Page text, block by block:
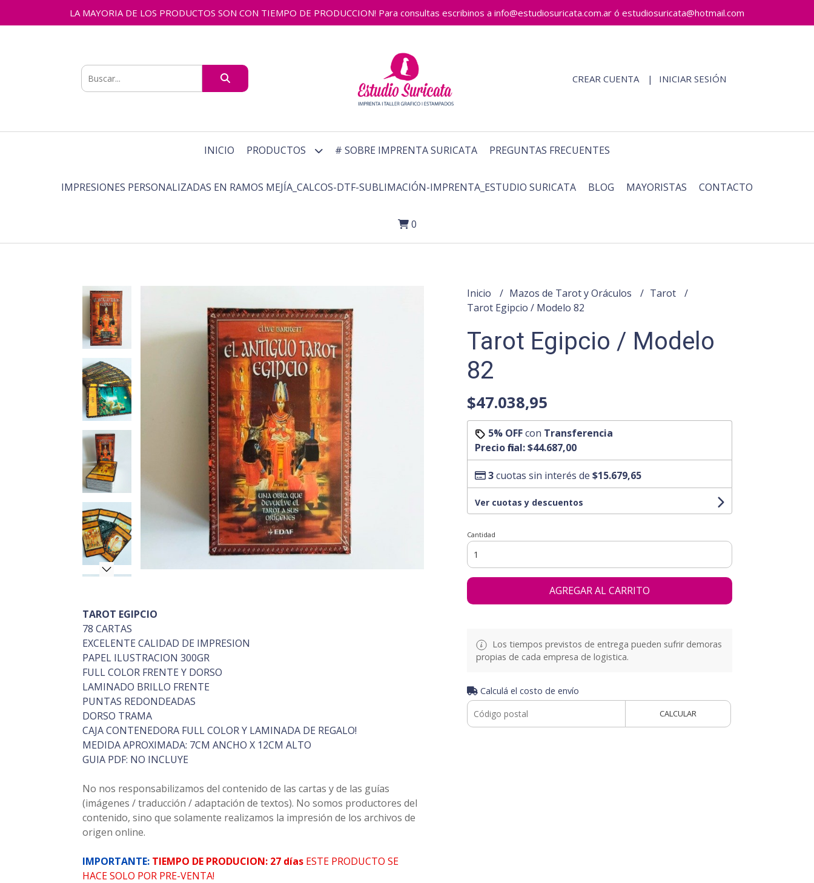
LA MAYORIA DE LOS PRODUCTOS SON CON TIEMPO DE PRODUCCION! Para consultas escribinos a info@estudiosuricata.com.ar ó estudiosuricata@hotmail.com
CREAR CUENTA INICIAR SESIÓN
INICIO PRODUCTOS # SOBRE IMPRENTA SURICATA PREGUNTAS FRECUENTES
IMPRESIONES PERSONALIZADAS EN RAMOS MEJÍA_CALCOS-DTF-SUBLIMACIÓN-IMPRENTA_ESTUDIO SURICATA BLOG MAYORISTAS CONTACTO
0
TAROT EGIPCIO
78 CARTAS
EXCELENTE CALIDAD DE IMPRESION
PAPEL ILUSTRACION 300GR
FULL COLOR FRENTE Y DORSO
LAMINADO BRILLO FRENTE
PUNTAS REDONDEADAS
DORSO TRAMA
CAJA CONTENEDORA FULL COLOR Y LAMINADA DE REGALO!
MEDIDA APROXIMADA: 7CM ANCHO X 12CM ALTO
GUIA PDF: NO INCLUYE
No nos responsabilizamos del contenido de las cartas y de las guías
(imágenes / traducción / adaptación de textos). No somos productores del
contenido, sino que solamente realizamos la impresión de los archivos de
origen online.
IMPORTANTE: TIEMPO DE PRODUCION: 27 días ESTE PRODUCTO SE
HACE SOLO POR PRE-VENTA!
Inicio Mazos de Tarot y Oráculos
Tarot
Tarot Egipcio / Modelo 82
Tarot Egipcio / Modelo
82
$47.038,95
5% OFFcon Transferencia
Precio final:$44.687,00
3cuotas sin interés de $15.679,65
Ver cuotas y descuentos
Cantidad
AGREGAR AL CARRITO
Los tiempos previstos de entrega pueden sufrir demoras
propias de cada empresa de logistica.
Calculá el costo de envío
CALCULAR